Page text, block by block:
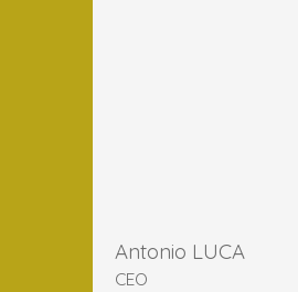
Antonio LUCA
CEO